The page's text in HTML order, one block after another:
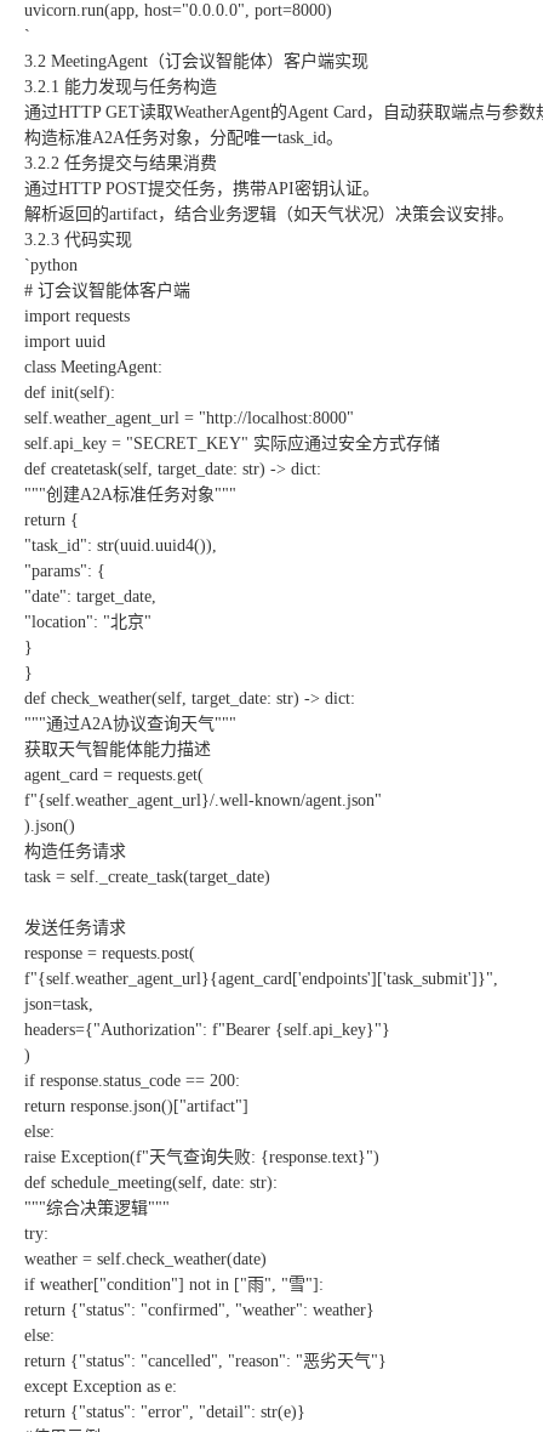
uvicorn.run(app, host="0.0.0.0", port=8000)
`
3.2 MeetingAgent（订会议智能体）客户端实现
3.2.1 能力发现与任务构造
通过HTTP GET读取WeatherAgent的Agent Card，自动获取端点与参数
构造标准A2A任务对象，分配唯一task_id。
3.2.2 任务提交与结果消费
通过HTTP POST提交任务，携带API密钥认证。
解析返回的artifact，结合业务逻辑（如天气状况）决策会议安排。
3.2.3 代码实现
`python
# 订会议智能体客户端
import requests
import uuid
class MeetingAgent:
def init(self):
self.weather_agent_url = "http://localhost:8000"
self.api_key = "SECRET_KEY" 实际应通过安全方式存储
def createtask(self, target_date: str) -> dict:
"""创建A2A标准任务对象"""
return {
"task_id": str(uuid.uuid4()),
"params": {
"date": target_date,
"location": "北京"
}
}
def check_weather(self, target_date: str) -> dict:
"""通过A2A协议查询天气"""
获取天气智能体能力描述
agent_card = requests.get(
f"{self.weather_agent_url}/.well-known/agent.json"
).json()
构造任务请求
task = self._create_task(target_date)
发送任务请求
response = requests.post(
f"{self.weather_agent_url}{agent_card['endpoints']['task_submit']}",
json=task,
headers={"Authorization": f"Bearer {self.api_key}"}
)
if response.status_code == 200:
return response.json()["artifact"]
else:
raise Exception(f"天气查询失败: {response.text}")
def schedule_meeting(self, date: str):
"""综合决策逻辑"""
try:
weather = self.check_weather(date)
if weather["condition"] not in ["雨", "雪"]:
return {"status": "confirmed", "weather": weather}
else:
return {"status": "cancelled", "reason": "恶劣天气"}
except Exception as e:
return {"status": "error", "detail": str(e)}